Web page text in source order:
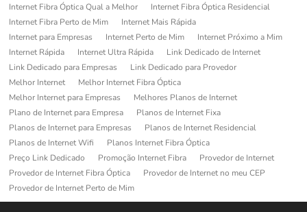
Internet Fibra Óptica Qual a Melhor
Internet Fibra Óptica Residencial
Internet Fibra Perto de Mim
Internet Mais Rápida
Internet para Empresas
Internet Perto de Mim
Internet Próximo a Mim
Internet Rápida
Internet Ultra Rápida
Link Dedicado de Internet
Link Dedicado para Empresas
Link Dedicado para Provedor
Melhor Internet
Melhor Internet Fibra Óptica
Melhor Internet para Empresas
Melhores Planos de Internet
Plano de Internet para Empresa
Planos de Internet Fixa
Planos de Internet para Empresas
Planos de Internet Residencial
Planos de Internet Wifi
Planos Internet Fibra Óptica
Preço Link Dedicado
Promoção Internet Fibra
Provedor de Internet
Provedor de Internet Fibra Óptica
Provedor de Internet no meu CEP
Provedor de Internet Perto de Mim